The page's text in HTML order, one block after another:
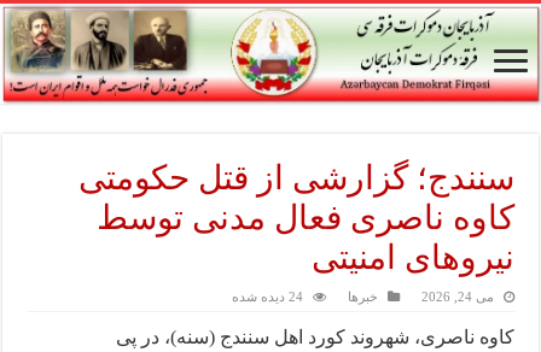
سنندج؛ گزارشی از قتل حکومتی
کاوه ناصری فعال مدنی توسط
نیروهای امنیتی
می 24, 2026 خبرها 24 دیده شده
کاوه ناصری، شهروند کورد اهل سنندج (سنه)، در پی